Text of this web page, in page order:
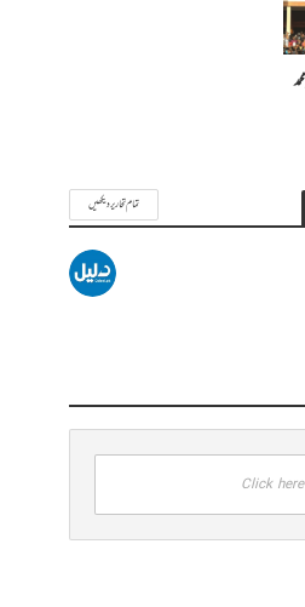
تمام تحاریر دیکھیں
Click